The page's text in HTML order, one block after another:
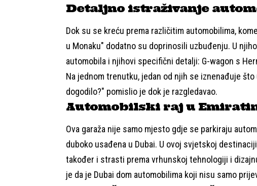
Detaljno istraživanje
Dok su se kreću prema različitim automobilima,
u Monaku" dodatno su doprinosili uzbuđenju. U
automobila i njihovi specifični detalji: G-wagon s
Na jednom trenutku, jedan od njih se iznenađuje
dogodilo?" pomislio je dok je razgledavao.
Automobilski raj u
Ova garaža nije samo mjesto gdje se parkiraju
duboko usađena u Dubai. U ovoj svjetskoj
također i strasti prema vrhunskoj tehnologiji i
je da je Dubai dom automobilima koji nisu samo